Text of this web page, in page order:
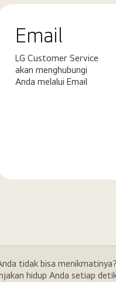
Email
LG Customer Service
akan menghubungi
Anda melalui Email
tidak bisa
hidup Anda setiap